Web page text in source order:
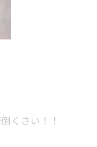
くさい！！